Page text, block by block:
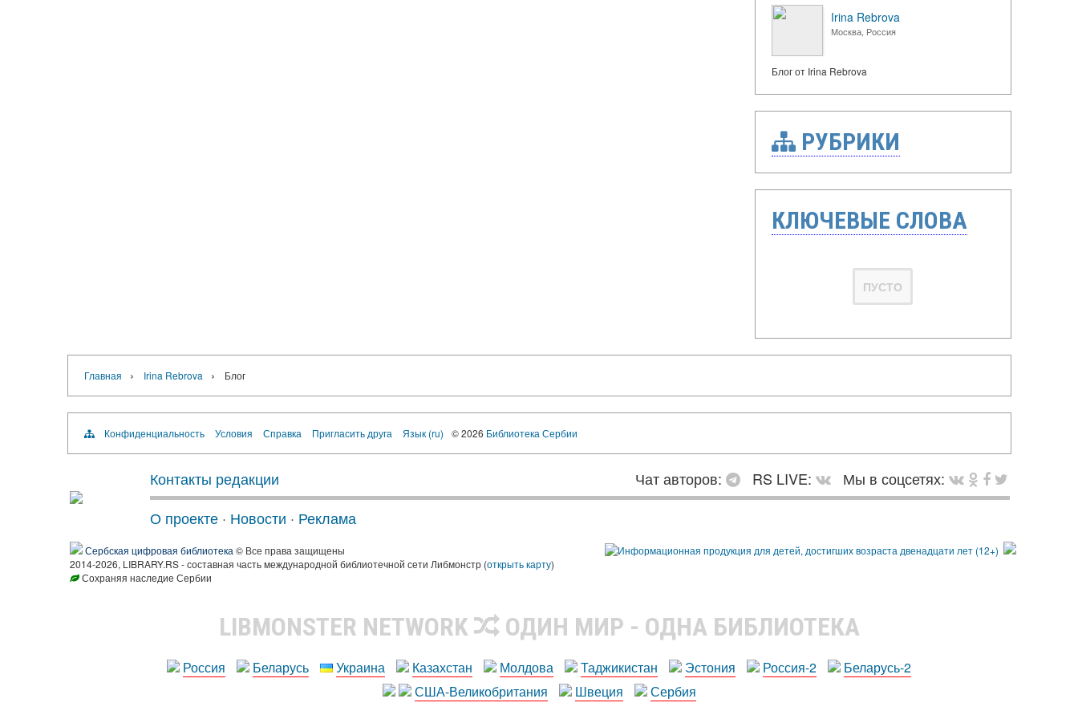
Irina Rebrova
Москва, Россия
Блог от Irina Rebrova
РУБРИКИ
КЛЮЧЕВЫЕ СЛОВА
ПУСТО
Главная › Irina Rebrova › Блог
Конфиденциальность Условия Справка Пригласить друга Язык (ru) © 2026 Библиотека Сербии
Контакты редакции Чат авторов: RS LIVE:
Мы в соцсетях:
О проекте · Новости · Реклама
Сербская цифровая библиотека © Все права защищены
2014-2026, LIBRARY.RS - составная часть международной библиотечной сети Либмонстр (открыть карту)
Сохраняя наследие Сербии
LIBMONSTER NETWORK ОДИН МИР - ОДНА БИБЛИОТЕКА
Россия Беларусь Украина Казахстан Молдова Таджикистан Эстония Россия-2
Беларусь-2
США-Великобритания
Швеция Сербия